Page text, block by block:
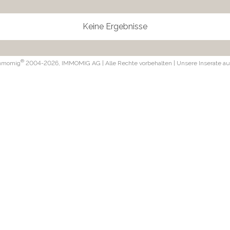
Keine Ergebnisse
®2004-2026, IMMOMIG AG | Alle Rechte vorbehalten | Unsere Inserate